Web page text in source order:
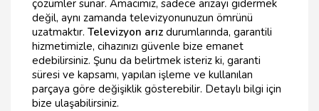
çözümler sunar. Amacımız, sadece arızayı gidermek
değil, aynı zamanda televizyonunuzun ömrünü
uzatmaktır. Televizyon arız durumlarında, garantili
hizmetimizle, cihazınızı güvenle bize emanet
edebilirsiniz. Şunu da belirtmek isteriz ki, garanti
süresi ve kapsamı, yapılan işleme ve kullanılan
parçaya göre değişiklik gösterebilir. Detaylı bilgi için
bize ulaşabilirsiniz.